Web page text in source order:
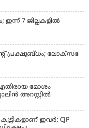
ഇന്ന് 7 ജില്ലകളിൽ
പ്രക്ഷുബ്ധം; ലോക്സഭ
എതിരായ മോശം
അറസ്റ്റിൽ
ഇവര്‍; CJP